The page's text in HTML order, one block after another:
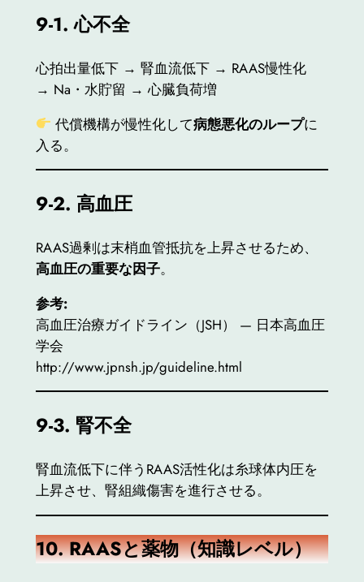
9-1.心不全
心拍出量低下 → 腎血流低下 → RAAS慢性化
→ Na・水貯留 → 心臓負荷増
代償機構が慢性化して病態悪化のループに
入る。
9-2. 高血圧
RAAS過剰は末梢血管抵抗を上昇させるため、
高血圧の重要な因子。
参考:
高血圧治療ガイドライン（JSH） — 日本高血圧
学会
http://www.jpnsh.jp/guideline.html
9-3. 腎不全
腎血流低下に伴うRAAS活性化は糸球体内圧を
上昇させ、腎組織傷害を進行させる。
10. RAASと薬物（知識レベル）